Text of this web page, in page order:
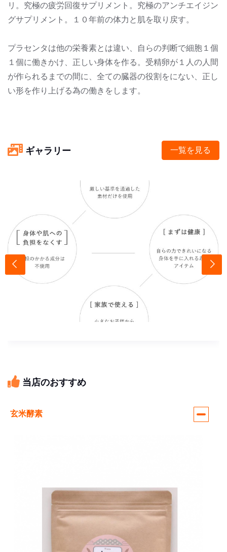
リ。究極の疲労回復サプリメント。究極のアンチエイジン
グサプリメント。１０年前の体力と肌を取り戻す。
プラセンタは他の栄養素とは違い、自らの判断で細胞１個
１個に働きかけ、正しい身体を作る。受精卵が１人の人間
が作られるまでの間に、全ての臓器の役割をにない、正し
い形を作り上げる為の働きをします。
ギャラリー 一覧を見る
当店のおすすめ
玄米酵素